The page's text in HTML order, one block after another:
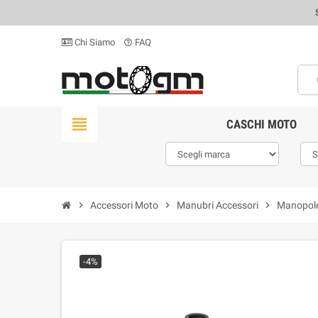
Chi Siamo help_outline FAQ
view_headline CASCHI MOTO
chevron_right Accessori Moto chevron_right Manubri Accessori chevron_right
-4%